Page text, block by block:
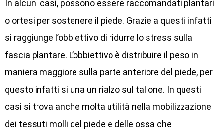
In alcuni casi, possono essere raccomandati plantari
o ortesi per sostenere il piede. Grazie a questi infatti
si raggiunge l’obbiettivo di ridurre lo stress sulla
fascia plantare. L’obbiettivo è distribuire il peso in
maniera maggiore sulla parte anteriore del piede, per
questo infatti si una un rialzo sul tallone. In questi
casi si trova anche molta utilità nella mobilizzazione
dei tessuti molli del piede e delle ossa che